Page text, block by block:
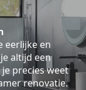
eerlijke en
altijd een
precies weet
renovatie.